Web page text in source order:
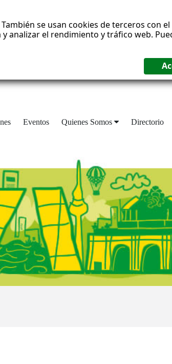
se usan cookies de terceros con
analizar el rendimiento y tráfico web.
Eventos Quienes Somos Directorio